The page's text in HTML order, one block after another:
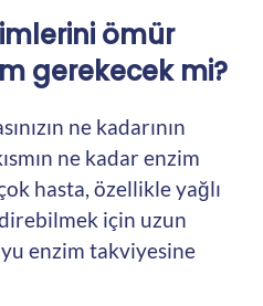
ömür
gerekecek mi?
ne kadarının
ne kadar enzim
hasta, özellikle yağlı
için uzun
enzim takviyesine